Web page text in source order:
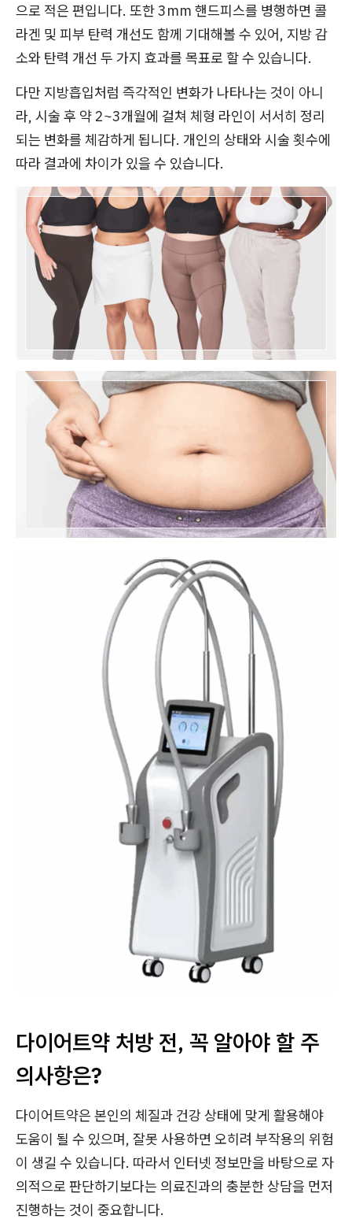
으로 적은 편입니다. 또한 3mm 핸드피스를 병행하면 콜
라겐 및 피부 탄력 개선도 함께 기대해볼 수 있어, 지방 감
소와 탄력 개선 두 가지 효과를 목표로 할 수 있습니다.
다만 지방흡입처럼 즉각적인 변화가 나타나는 것이 아니
라, 시술 후 약 2~3개월에 걸쳐 체형 라인이 서서히 정리
되는 변화를 체감하게 됩니다. 개인의 상태와 시술 횟수에
따라 결과에 차이가 있을 수 있습니다.
다이어트약 처방 전, 꼭 알아야 할 주
의사항은?
다이어트약은 본인의 체질과 건강 상태에 맞게 활용해야
도움이 될 수 있으며, 잘못 사용하면 오히려 부작용의 위험
이 생길 수 있습니다. 따라서 인터넷 정보만을 바탕으로 자
의적으로 판단하기보다는 의료진과의 충분한 상담을 먼저
진행하는 것이 중요합니다.